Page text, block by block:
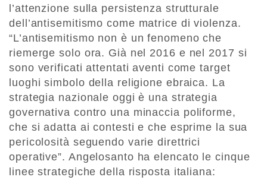
l’attenzione sulla persistenza strutturale
dell’antisemitismo come matrice di violenza.
“L’antisemitismo non è un fenomeno che
riemerge solo ora. Già nel 2016 e nel 2017 si
sono verificati attentati aventi come target
luoghi simbolo della religione ebraica. La
strategia nazionale oggi è una strategia
governativa contro una minaccia poliforme,
che si adatta ai contesti e che esprime la sua
pericolosità seguendo varie direttrici
operative”. Angelosanto ha elencato le cinque
linee strategiche della risposta italiana: